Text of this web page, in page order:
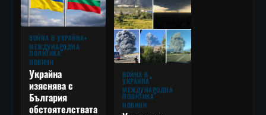
ВОЙНА В УКРАЙНА
МЕЖДУНАРОДНА
ПОЛИТИКА
НОВИНИ
Украйна
изяснява с
България
обстоятелствата
ВОЙНА В
УКРАЙНА
МЕЖДУНАРОДНА
ПОЛИТИКА
НОВИНИ